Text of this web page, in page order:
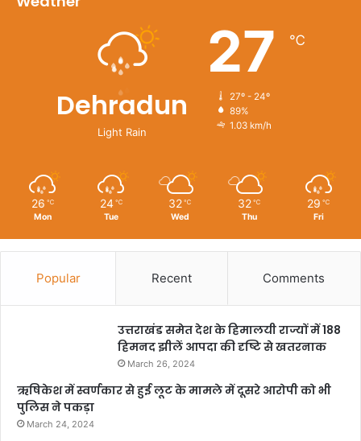
Dehradun
Light Rain
27 ℃
27º - 24º
89%
1.03 km/h
26 ℃
Mon
24 ℃
Tue
32 ℃
Wed
32 ℃
Thu
29 ℃
Fri
Popular Recent Comments
उत्तराखंड समेत देश के हिमालयी राज्यों में 188
हिमनद झीलें आपदा की दृष्टि से खतरनाक
March 26, 2024
ऋषिकेश में स्वर्णकार से हुई लूट के मामले में दूसरे आरोपी को भी
पुलिस ने पकड़ा
March 24, 2024